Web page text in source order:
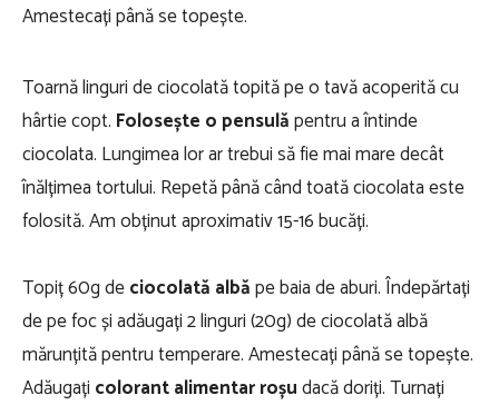
Amestecați până se topește.
Toarnă linguri de ciocolată topită pe o tavă acoperită cu
hârtie copt. Folosește o pensulăpentru a întinde
ciocolata. Lungimea lor ar trebui să fie mai mare decât
înălțimea tortului. Repetă până când toată ciocolata este
folosită. Am obținut aproximativ 15-16 bucăți.
Topiț 60g deciocolată albăpe baia de aburi. Îndepărtați
de pe foc și adăugați 2 linguri (20g) de ciocolată albă
mărunțită pentru temperare. Amestecați până se topește.
Adăugați colorant alimentar roșudacă doriți. Turnați